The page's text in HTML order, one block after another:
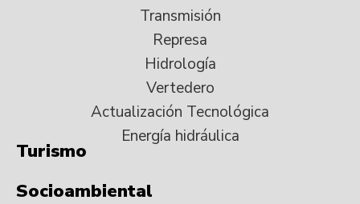
Transmisión
Represa
Hidrología
Vertedero
Actualización Tecnológica
Energía hidráulica
Turismo
Socioambiental